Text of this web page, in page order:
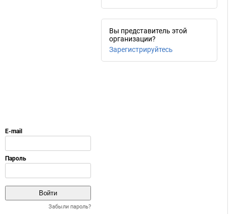
Забыли пароль?
Вы представитель этой
организации?
Зарегистрируйтесь